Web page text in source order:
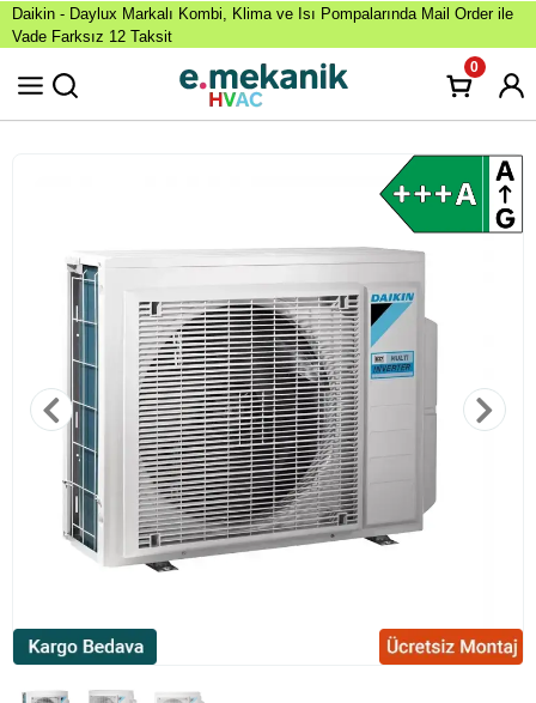
Daikin - Daylux Markalı Kombi, Klima ve Isı Pompalarında Mail Order ile
Vade Farksız 12 Taksit
0